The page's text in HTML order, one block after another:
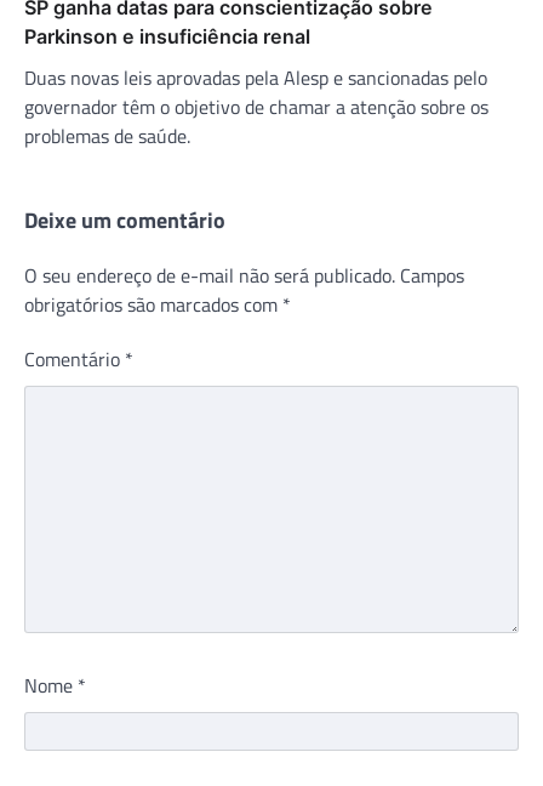
SP ganha datas para conscientização sobre
Parkinson e insuficiência renal
Duas novas leis aprovadas pela Alesp e sancionadas pelo
governador têm o objetivo de chamar a atenção sobre os
problemas de saúde.
Deixe um comentário
O seu endereço de e-mail não será publicado. Campos
obrigatórios são marcados com *
Comentário *
Nome *